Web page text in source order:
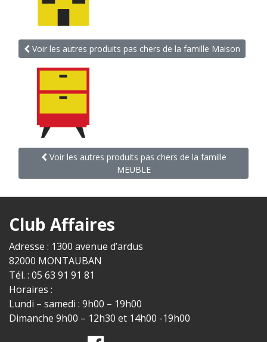
Voir les autres produits pas chers de la famille Maison
Voir les autres produits pas chers de la famille
MEUBLE
Club Affaires
Adresse : 1300 avenue d’ardus
82000 MONTAUBAN
Tél. : 05 63 91 91 81
Horaires :
Lundi – samedi : 9h00 – 19h00
Dimanche 9h00 – 12h30 et 14h00 -19h00